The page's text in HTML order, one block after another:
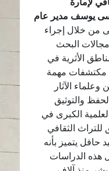
يوسف مدير عام
خلال إجراء
البحث
الأثرية في
مكتشفات مهمة
الآثار
والتوثيق
الكبرى في
الثقافي
يتميز بأنه
الدراسات